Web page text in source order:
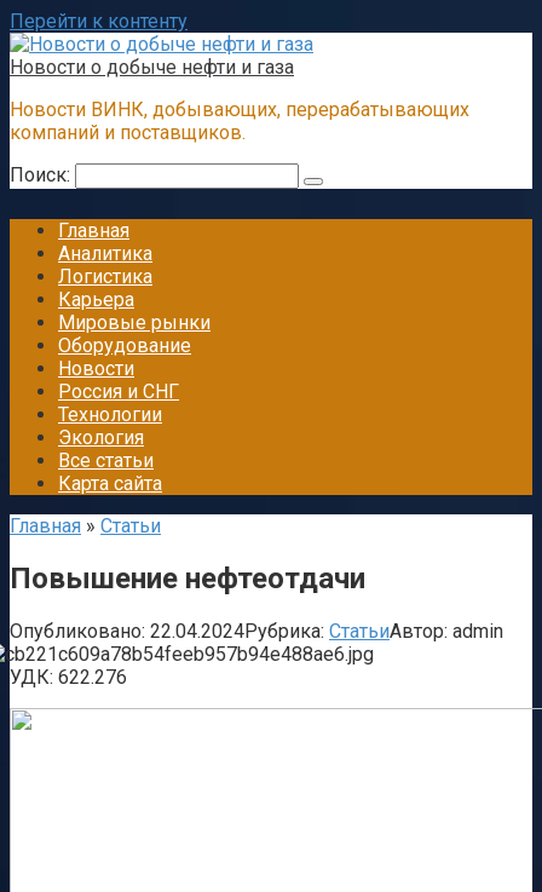
Перейти к контенту
Новости о добыче нефти и газа
Новости ВИНК, добывающих, перерабатывающих
компаний и поставщиков.
Поиск:
Главная
Аналитика
Логистика
Карьера
Мировые рынки
Оборудование
Новости
Россия и СНГ
Технологии
Экология
Все статьи
Карта сайта
Главная » Статьи
Повышение нефтеотдачи
Опубликовано: 22.04.2024Рубрика: СтатьиАвтор: admin
УДК: 622.276